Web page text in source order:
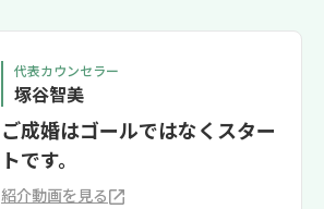
代表カウンセラー
塚谷智美
ご成婚はゴールではなくスター
トです。
紹介動画を見る